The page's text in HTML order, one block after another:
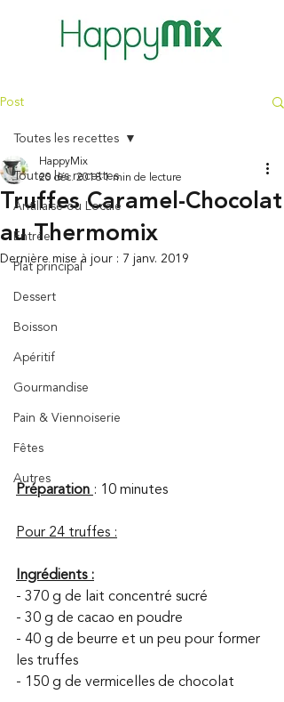
Post
Toutes les recettes
Antillaise ou Locale
Entrée
Plat principal
Dessert
Boisson
Apéritif
Gourmandise
Pain & Viennoiserie
Fêtes
Autres
Toutes les recettes
Truffes Caramel-Chocolat
au Thermomix
HappyMix
20 déc. 2018 1 min de lecture
Dernière mise à jour : 7 janv. 2019
Préparation : 10 minutes
Pour 24 truffes :
Ingrédients :
- 370 g de lait concentré sucré
- 30 g de cacao en poudre
- 40 g de beurre et un peu pour former
les truffes
- 150 g de vermicelles de chocolat